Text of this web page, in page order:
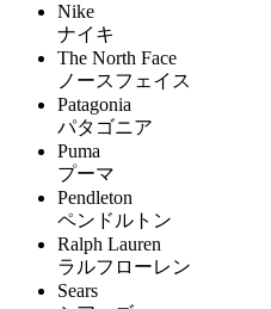
Nike
ナイキ
The North Face
ノースフェイス
Patagonia
パタゴニア
Puma
プーマ
Pendleton
ペンドルトン
Ralph Lauren
ラルフローレン
Sears